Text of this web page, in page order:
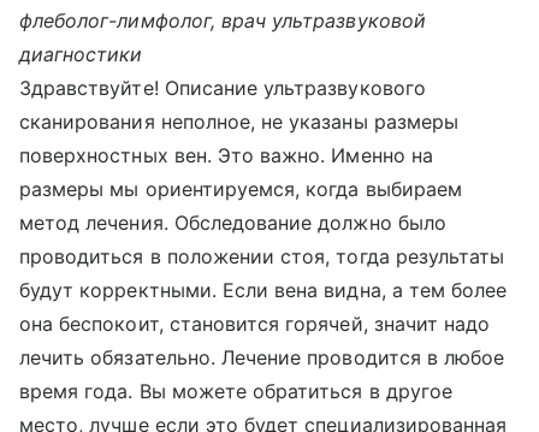
флеболог-лимфолог, врач ультразвуковой
диагностики
Здравствуйте! Описание ультразвукового
сканирования неполное, не указаны размеры
поверхностных вен. Это важно. Именно на
размеры мы ориентируемся, когда выбираем
метод лечения. Обследование должно было
проводиться в положении стоя, тогда результаты
будут корректными. Если вена видна, а тем более
она беспокоит, становится горячей, значит надо
лечить обязательно. Лечение проводится в любое
время года. Вы можете обратиться в другое
место, лучше если это будет специализированная